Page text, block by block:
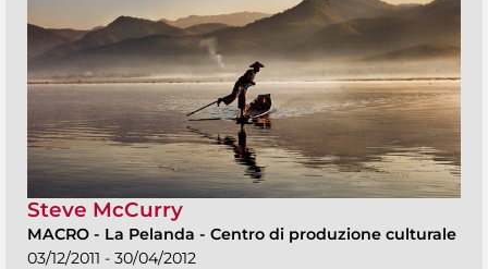
Steve McCurry
MACRO - La Pelanda - Centro di produzione culturale
03/12/2011 - 30/04/2012